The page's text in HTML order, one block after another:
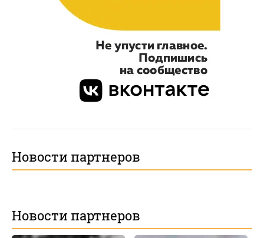
Новости партнеров
Новости партнеров